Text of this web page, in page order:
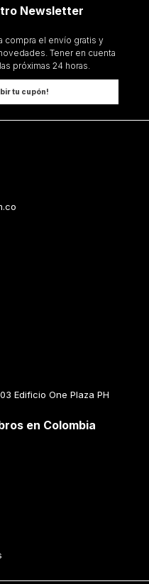
Newsletter
compra el envío gratis y
Tener en cuenta
próximas 24 horas.
tu cupón!
Edificio One Plaza PH
en Colombia